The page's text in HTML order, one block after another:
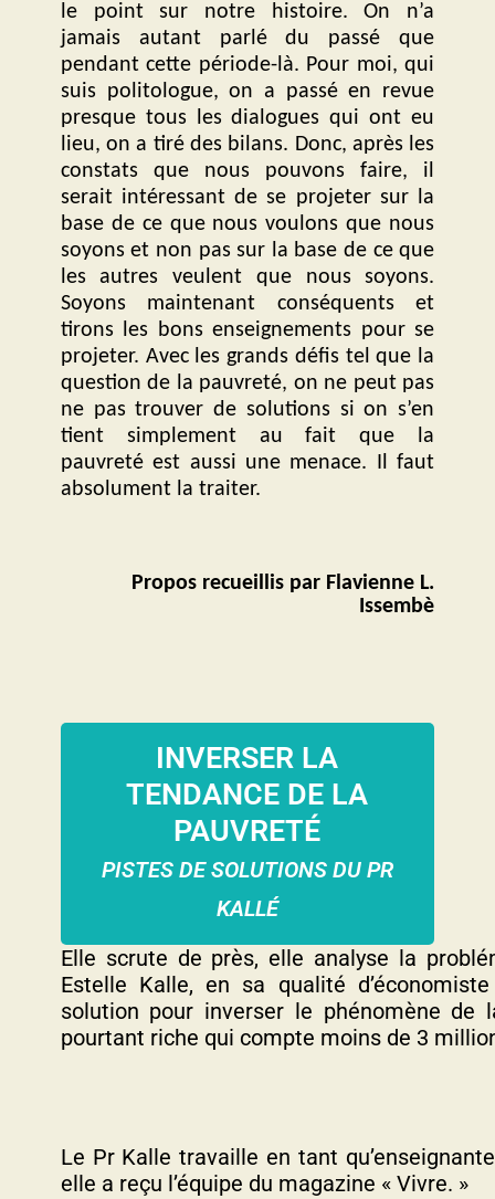
le point sur notre histoire. On n’a
jamais autant parlé du passé que
pendant cette période-là. Pour moi, qui
suis politologue, on a passé en revue
presque tous les dialogues qui ont eu
lieu, on a tiré des bilans. Donc, après les
constats que nous pouvons faire, il
serait intéressant de se projeter sur la
base de ce que nous voulons que nous
soyons et non pas sur la base de ce que
les autres veulent que nous soyons.
Soyons maintenant conséquents et
tirons les bons enseignements pour se
projeter. Avec les grands défis tel que la
question de la pauvreté, on ne peut pas
ne pas trouver de solutions si on s’en
tient simplement au fait que la
pauvreté est aussi une menace. Il faut
absolument la traiter.
Propos recueillis par Flavienne L.
Issembè
INVERSER LA
TENDANCE DE LA
PAUVRETÉ
PISTES DE SOLUTIONS DU PR
KALLÉ
Elle scrute de près, elle analyse la
Estelle Kalle, en sa qualité
solution pour inverser le phénomène de
pourtant riche qui compte moins de 3
Le Pr Kalle travaille en tant
elle a reçu l’équipe du magazine « Vivre. »